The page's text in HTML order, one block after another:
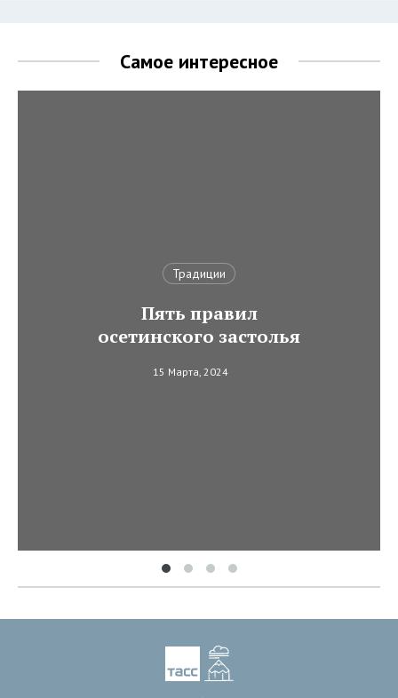
Самое интересное
Традиции
Пять правил
осетинского застолья
15 Марта, 2024